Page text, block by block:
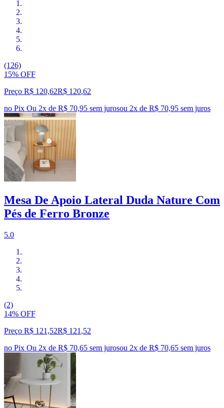
(126)
15% OFF
Preço R$ 120,62R$ 120,62
no Pix Ou 2x de R$ 70,95 sem jurosou 2x de R$ 70,95 sem juros
Mesa De Apoio Lateral Duda Nature Com
Pés de Ferro Bronze
5.0
(2)
14% OFF
Preço R$ 121,52R$ 121 ,52
no Pix Ou 2x de R$ 70,65 sem jurosou 2x de R$ 70,65 sem juros